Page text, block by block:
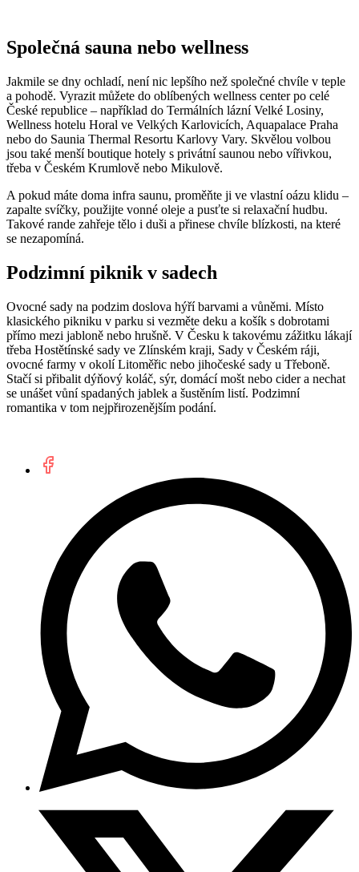
Společná sauna nebo wellness
Jakmile se dny ochladí, není nic lepšího než společné chvíle v teple
a pohodě. Vyrazit můžete do oblíbených wellness center po celé
České republice – například do Termálních lázní Velké Losiny,
Wellness hotelu Horal ve Velkých Karlovicích, Aquapalace Praha
nebo do Saunia Thermal Resortu Karlovy Vary. Skvělou volbou
jsou také menší boutique hotely s privátní saunou nebo vířivkou,
třeba v Českém Krumlově nebo Mikulově.
A pokud máte doma infra saunu, proměňte ji ve vlastní oázu klidu –
zapalte svíčky, použijte vonné oleje a pusťte si relaxační hudbu.
Takové rande zahřeje tělo i duši a přinese chvíle blízkosti, na které
se nezapomíná.
Podzimní piknik v sadech
Ovocné sady na podzim doslova hýří barvami a vůněmi. Místo
klasického pikniku v parku si vezměte deku a košík s dobrotami
přímo mezi jabloně nebo hrušně. V Česku k takovému zážitku lákají
třeba Hostětínské sady ve Zlínském kraji, Sady v Českém ráji,
ovocné farmy v okolí Litoměřic nebo jihočeské sady u Třeboně.
Stačí si přibalit dýňový koláč, sýr, domácí mošt nebo cider a nechat
se unášet vůní spadaných jablek a šustěním listí. Podzimní
romantika v tom nejpřirozenějším podání.